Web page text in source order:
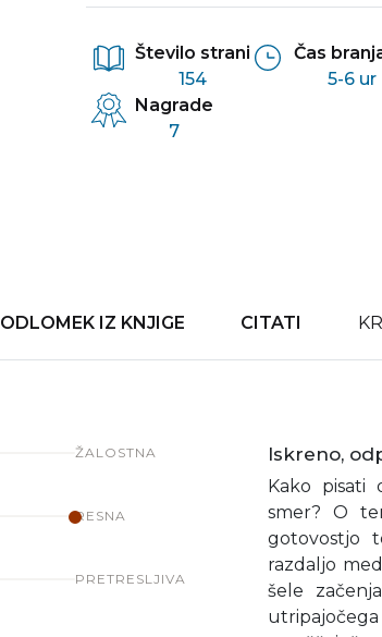
Število strani
154
Čas
5-6 ur
Nagrade
7
ODLOMEK IZ KNJIGE CITATI
ŽALOSTNA
RESNA
PRETRESLJIVA
Iskreno,
Kako pisati
smer? O
gotovostjo
razdaljo
šele